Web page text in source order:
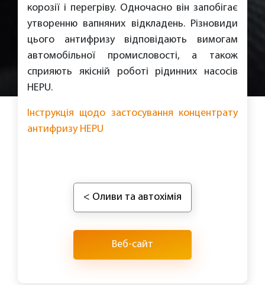
корозії і перегріву. Одночасно він запобігає
утворенню вапняних відкладень. Різновиди
цього антифризу відповідають вимогам
автомобільної промисловості, а також
сприяють якісній роботі рідинних насосів
HEPU.
Інструкція щодо застосування концентрату
антифризу HEPU
< Оливи та автохімія
Веб-сайт